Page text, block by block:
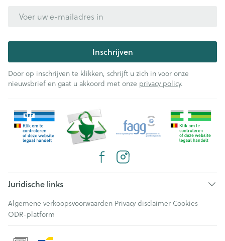
Inschrijven
Door op inschrijven te klikken, schrijft u zich in voor onze
nieuwsbrief en gaat u akkoord met onze privacy policy.
Juridische links
Algemene verkoopsvoorwaarden Privacy disclaimer Cookies
ODR-platform